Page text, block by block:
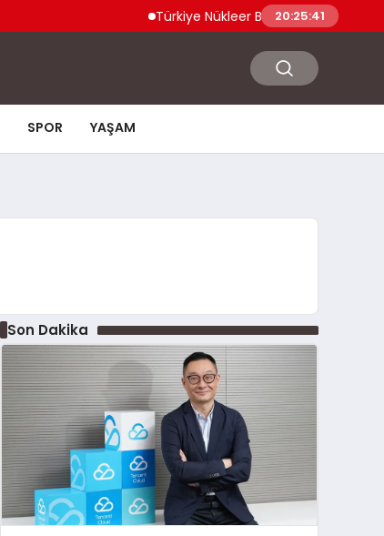
Türkiye Nükleer Bilim Olimpiyatı’na İlk Kez
20:25:42
SPOR YAŞAM
Son Dakika